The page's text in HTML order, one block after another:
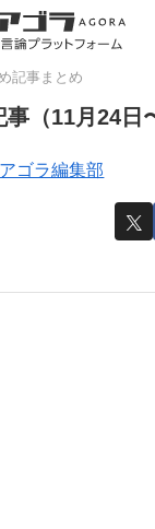
記事まとめ
（11月24日
アゴラ編集部